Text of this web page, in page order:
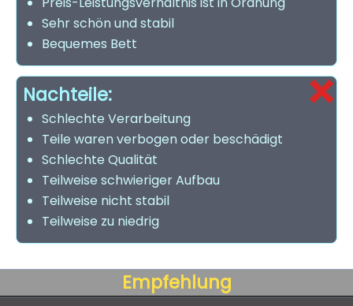
Sehr schön und stabil
Bequemes Bett
Nachteile:
Schlechte Verarbeitung
Teile waren verbogen oder beschädigt
Schlechte Qualität
Teilweise schwieriger Aufbau
Teilweise nicht stabil
Teilweise zu niedrig
Empfehlung